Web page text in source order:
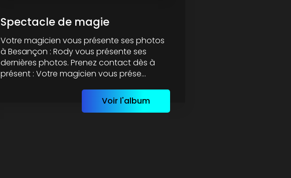
Spectacle de magie
Votre magicien vous présente ses photos
à Besançon : Rody vous présente ses
dernières photos. Prenez contact dès à
présent : Votre magicien vous prése...
Voir l'album